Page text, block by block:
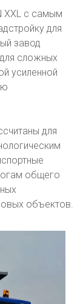
XXL с самым
для
завод
сложных
усиленной
для
общего
объектов.